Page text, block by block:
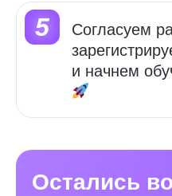
Cогласуем
и начнем
Остались